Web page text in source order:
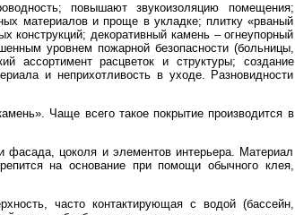
повышают звукоизоляцию помещения;
материалов и проще в укладке; плитку «рваный
конструкций; декоративный камень – огнеупорный
уровнем пожарной безопасности (больницы,
ассортимент расцветок и структуры; создание
и неприхотливость в уходе. Разновидности
Чаще всего такое покрытие производится в
цоколя и элементов интерьера. Материал
на основание при помощи обычного клея,
часто контактирующая с водой (бассейн,